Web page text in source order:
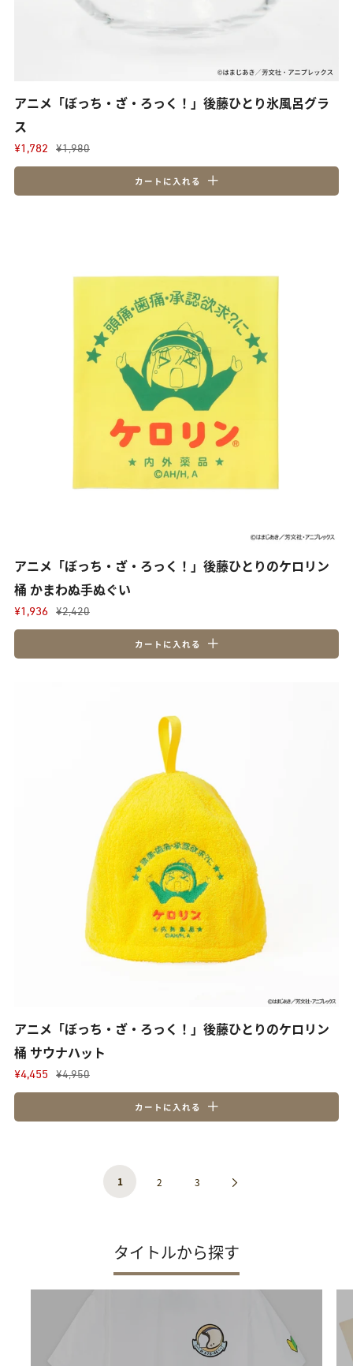
アニメ「ぼっち・ざ・ろっく！」後藤ひとり氷風呂グラ
ス
¥1,782 ¥1,980
カートに入れる
アニメ「ぼっち・ざ・ろっく！」後藤ひとりのケロリン
桶 かまわぬ手ぬぐい
¥1,936 ¥2,420
カートに入れる
アニメ「ぼっち・ざ・ろっく！」後藤ひとりのケロリン
桶 サウナハット
¥4,455 ¥4,950
カートに入れる
1 2 3
タイトルから探す